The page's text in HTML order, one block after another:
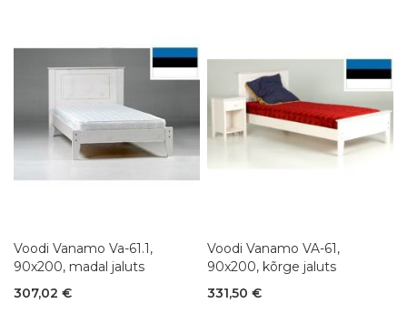
Voodi Vanamo Va-61.1,
90x200, madal jaluts
307,02 €
Voodi Vanamo VA-61,
90x200, kõrge jaluts
331,50 €